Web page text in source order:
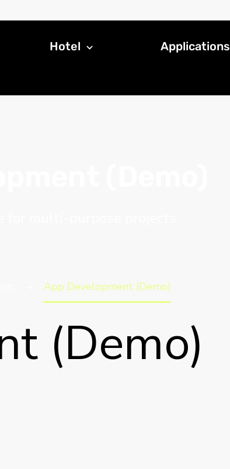
Hotel
Applications
App Development (Demo)
(Demo)